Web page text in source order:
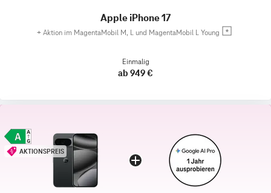
Apple iPhone 17
+ Aktion im MagentaMobil M, L und MagentaMobil L Young
Einmalig
ab 949 €
AKTIONSPREIS